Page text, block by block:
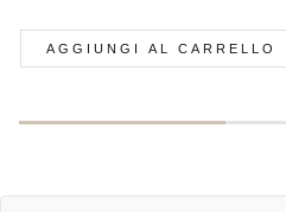
AGGIUNGI AL CARRELLO